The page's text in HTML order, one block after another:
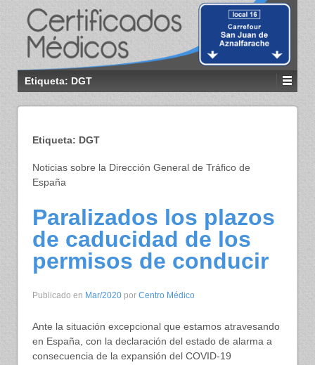
Etiqueta: DGT
Etiqueta: DGT
Noticias sobre la Dirección General de Tráfico de
España
Paralizados los plazos
de caducidad de los
permisos de conducir
Publicado en Mar/2020 por Centro Médico
Ante la situación excepcional que estamos atravesando
en España, con la declaración del estado de alarma a
consecuencia de la expansión del COVID-19